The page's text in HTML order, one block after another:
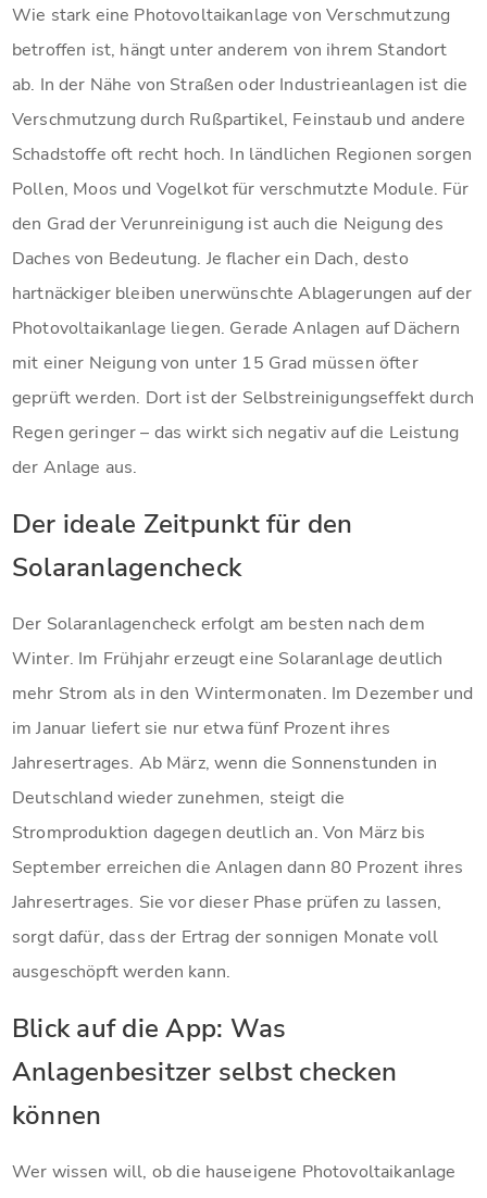
Wie stark eine Photovoltaikanlage von Verschmutzung
betroffen ist, hängt unter anderem von ihrem Standort
ab. In der Nähe von Straßen oder Industrieanlagen ist die
Verschmutzung durch Rußpartikel, Feinstaub und andere
Schadstoffe oft recht hoch. In ländlichen Regionen sorgen
Pollen, Moos und Vogelkot für verschmutzte Module. Für
den Grad der Verunreinigung ist auch die Neigung des
Daches von Bedeutung. Je flacher ein Dach, desto
hartnäckiger bleiben unerwünschte Ablagerungen auf der
Photovoltaikanlage liegen. Gerade Anlagen auf Dächern
mit einer Neigung von unter 15 Grad müssen öfter
geprüft werden. Dort ist der Selbstreinigungseffekt durch
Regen geringer – das wirkt sich negativ auf die Leistung
der Anlage aus.
Der ideale Zeitpunkt für den
Solaranlagencheck
Der Solaranlagencheck erfolgt am besten nach dem
Winter. Im Frühjahr erzeugt eine Solaranlage deutlich
mehr Strom als in den Wintermonaten. Im Dezember und
im Januar liefert sie nur etwa fünf Prozent ihres
Jahresertrages. Ab März, wenn die Sonnenstunden in
Deutschland wieder zunehmen, steigt die
Stromproduktion dagegen deutlich an. Von März bis
September erreichen die Anlagen dann 80 Prozent ihres
Jahresertrages. Sie vor dieser Phase prüfen zu lassen,
sorgt dafür, dass der Ertrag der sonnigen Monate voll
ausgeschöpft werden kann.
Blick auf die App: Was
Anlagenbesitzer selbst checken
können
Wer wissen will, ob die hauseigene Photovoltaikanlage